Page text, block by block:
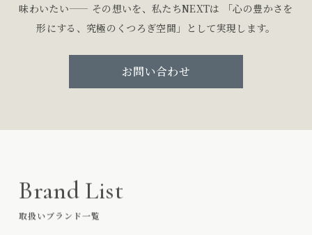
味わいたい—— その想いを、私たちNEXTは 「心の豊かさを
形にする、究極のくつろぎ空間」として実現します。
お問い合わせ
Brand List
取扱いブランド一覧